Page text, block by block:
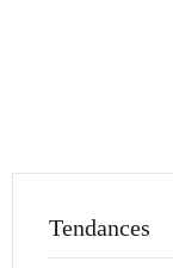
Tendances